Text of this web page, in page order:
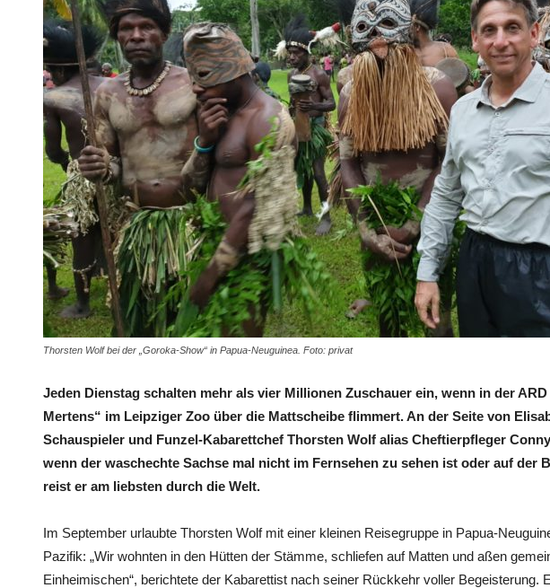
Thorsten Wolf bei der „Goroka-Show“ in Papua-Neuguinea. Foto: privat
Jeden Dienstag schalten mehr als vier Millionen Zuschauer ein, wenn in der
Mertens“ im Leipziger Zoo über die Mattscheibe flimmert. An der Seite von
Schauspieler und Funzel-Kabarettchef Thorsten Wolf alias Cheftierpfleger
wenn der waschechte Sachse mal nicht im Fernsehen zu sehen ist oder auf der
reist er am liebsten durch die Welt.
Im September urlaubte Thorsten Wolf mit einer kleinen Reisegruppe in Papua-
Pazifik: „Wir wohnten in den Hütten der Stämme, schliefen auf Matten und aßen
Einheimischen“, berichtete der Kabarettist nach seiner Rückkehr voller Begeisterung.